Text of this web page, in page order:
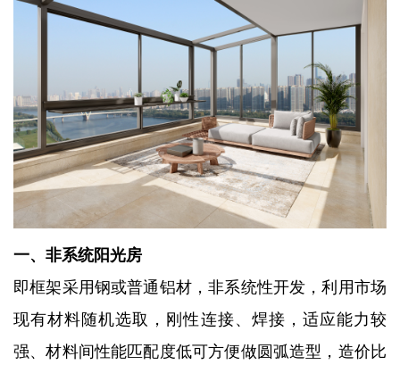
一、非系统阳光房
即框架采用钢或普通铝材，非系统性开发，利用市场
现有材料随机选取，刚性连接、焊接，适应能力较
强、材料间性能匹配度低可方便做圆弧造型，造价比